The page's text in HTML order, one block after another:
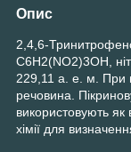
Опис
2,4,6-
C6H2(NO2)3OH,
229,11 а. е. м. При
речовина.
використовують як
хімії для